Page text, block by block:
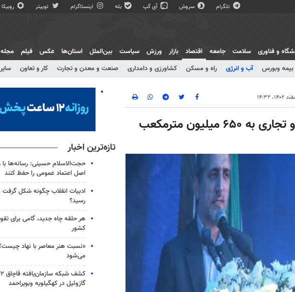
تلگرام سروش آی گپ بله اینستاگرام توییتر روبیکا
و فناوری سلامت جامعه
اقتصاد
بیمه وبورس آب و انرژی راه و مسکن کشاورزی و دامداری صنعت و معدن و تجارت کار و تعاون
بازار ورزش سیاست بین‌الملل استان‌ها عکس فیلم
مصرف روزانه گاز بخش خانگی و تجاری به ۶۵۰ میلیون مترمکعب
تازه‌ترین اخبار
حجت‌الاسلام حسینی: رسانه‌ها
اصل اعتماد عمومی را حفظ کنند
ادبیات انقلاب چگونه شکل گرفت
رسید؟
هر حلقه چاه جدید، گامی برای
کشور
«نسبت هنر معاصر با نهاد
می‌شود
گازوئیل در کهگیلویه وبویراحمد